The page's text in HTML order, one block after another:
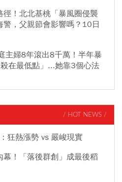
！北北基桃「暴風圈侵襲
，父親節會影響嗎？10日
主婦8年滾出8千萬！半年暴
在最低點」...她靠3個心法
/ HOT NEWS /
狂熱漲勢 vs 嚴峻現實
！「落後群創」成最後稻